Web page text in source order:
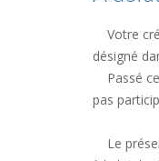
Votre
désigné
Passé
pas
Le